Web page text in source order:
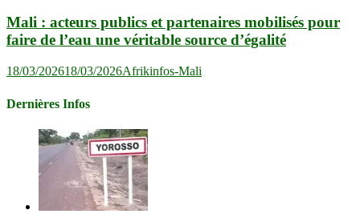
Mali : acteurs publics et partenaires mobilisés pour
faire de l’eau une véritable source d’égalité
18/03/202618/03/2026Afrikinfos-Mali
Dernières Infos